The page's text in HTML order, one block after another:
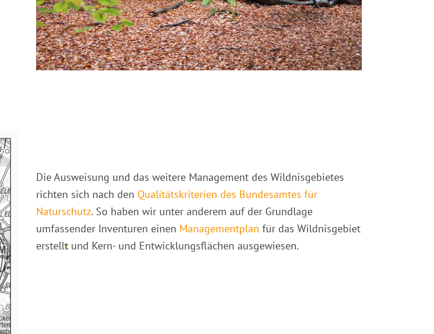
Die Ausweisung und das weitere Management des Wildnisgebietes
richten sich nach den Qualitätskriterien des Bundesamtes für
Naturschutz. So haben wir unter anderem auf der Grundlage
umfassender Inventuren einen Managementplan für das Wildnisgebiet
erstellt und Kern- und Entwicklungsflächen ausgewiesen.